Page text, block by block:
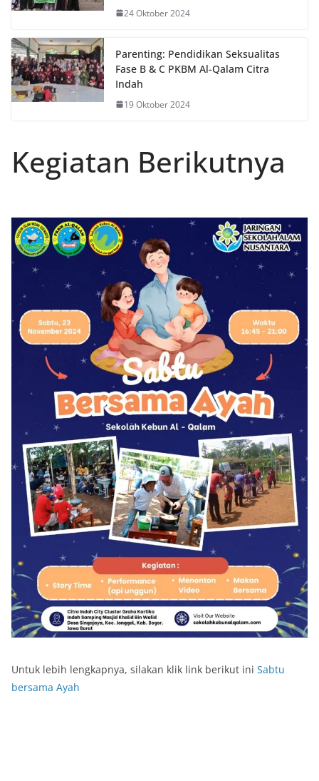
24 Oktober 2024
Parenting: Pendidikan Seksualitas
Fase B & C PKBM Al-Qalam Citra
Indah
19 Oktober 2024
Kegiatan Berikutnya
Untuk lebih lengkapnya, silakan klik link berikut ini Sabtu
bersama Ayah